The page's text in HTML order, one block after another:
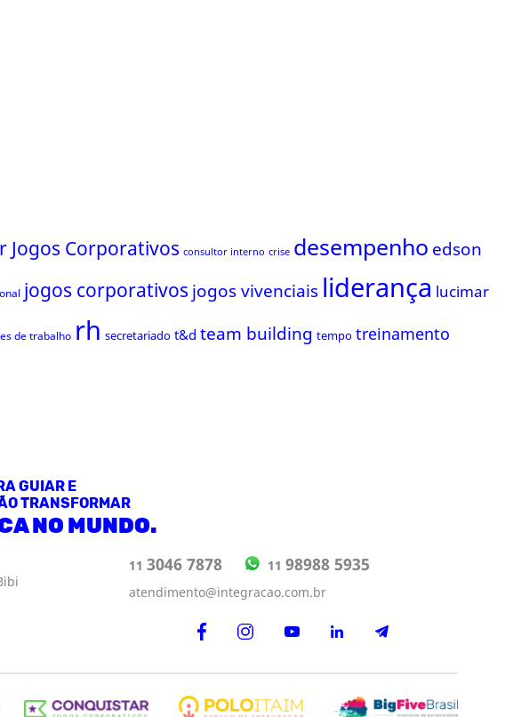
Jogos Corporativos consultor interno crise desempenho edson
jogos corporativos jogos vivenciais liderança lucimar
de trabalho rh secretariado t&d team building tempo treinamento
GUIAR E
TRANSFORMAR
NO MUNDO.
11 3046 7878 11 98988 5935
atendimento@integracao.com.br